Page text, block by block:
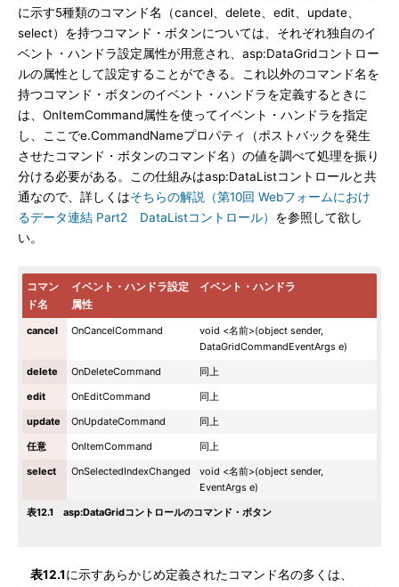
に示す5種類のコマンド名（cancel、delete、edit、update、
select）を持つコマンド・ボタンについては、それぞれ独自のイ
ベント・ハンドラ設定属性が用意され、asp:DataGridコントロー
ルの属性として設定することができる。これ以外のコマンド名を
持つコマンド・ボタンのイベント・ハンドラを定義するときに
は、OnItemCommand属性を使ってイベント・ハンドラを指定
し、ここでe.CommandNameプロパティ（ポストバックを発生
させたコマンド・ボタンのコマンド名）の値を調べて処理を振り
分ける必要がある。この仕組みはasp:DataListコントロールと共
通なので、詳しくはそちらの解説（第10回 Webフォームにおけ
るデータ連結 Part2 DataListコントロール） を参照して欲し
い。
コマン
ド名
イベント・ハンドラ設定
属性
イベント・ハンドラ
cancel OnCancelCommand
void <名前>(object sender,
DataGridCommandEventArgs e)
delete
OnDeleteCommand
同上
edit
OnEditCommand
同上
update
OnUpdateCommand
同上
任意
OnItemCommand
同上
select
OnSelectedIndexChanged
void <名前>(object sender,
EventArgs e)
表12.1 asp:DataGridコントロールのコマンド・ボタン
表12.1に示すあらかじめ定義されたコマンド名の多くは、